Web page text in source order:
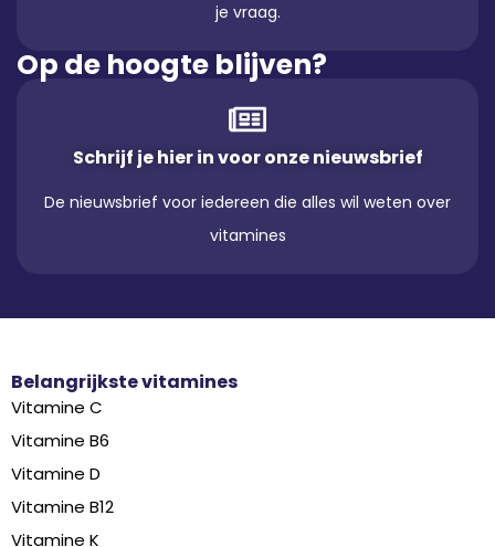
je vraag.
Op de hoogte blijven?
Schrijf je hier in voor onze nieuwsbrief
De nieuwsbrief voor iedereen die alles wil weten over
vitamines
Belangrijkste vitamines
Vitamine C
Vitamine B6
Vitamine D
Vitamine B12
Vitamine K